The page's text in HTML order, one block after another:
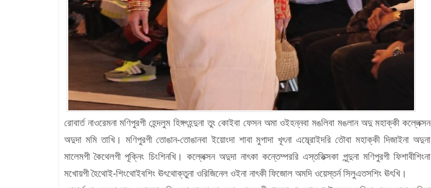
রোবার্ত নাওরেমনা মণিপুরগী হেন্দলুম হিঙ্গৎহন্দুনা তুং কোইবা ফেসন অমা ওইহন্নবা মঙলিবা মঙলান অদু মহাক্কী কল্লেক্সন
অদুদা মমি তাখি। মণিপুরগী তোঙান-তোঙানবা ইয়োংদা শাবা মুগাদা খূৎনা এম্ব্রোইদরি তৌবা মহাক্কী দিজাইনা অদুনা
মালেমগী কৈথেলগী পূক্নিং চিংশিনখি। কল্লেক্সন অদুদা নাৎকা কন্তেম্পররি এস্ততিক্সকা পূন্দুনা মণিপুরগী ফিশাবীশিংনা
মখোয়গী হৈথোই-শিংথোইবশিং ঊৎথোক্তুনা ওরিজিনেল ওইনা নাৎকী ফিজোল অমদি ওয়েস্তর্ন সিলুএতসশিং ঊৎখি।